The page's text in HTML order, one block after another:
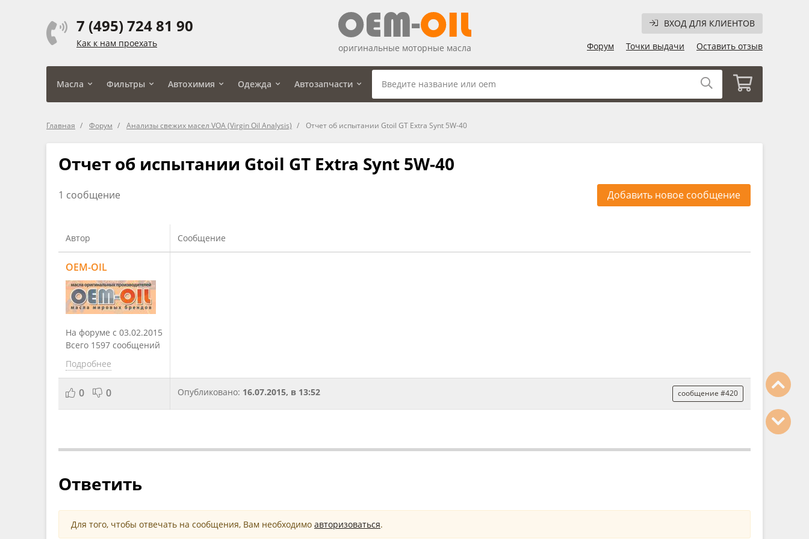
7 (495) 724 81 90
Как к нам проехать
ВХОД ДЛЯ КЛИЕНТОВ
Форум
Точки выдачи Оставить отзыв
оригинальные моторные масла
Масла Фильтры Автохимия Одежда Автозапчасти
Главная Форум Анализы свежих масел VOA (Virgin Oil Analysis) Отчет об испытании Gtoil GT Extra Synt 5W-40
Отчет об испытании Gtoil GT Extra Synt 5W-40
1 сообщение Добавить новое сообщение
Автор Сообщение
OEM-OIL
На форуме с 03.02.2015
Всего 1597 сообщений
Подробнее
0 0 Опубликовано: 16.07.2015, в 13:52 сообщение #420
Ответить
Для того, чтобы отвечать на сообщения, Вам необходимо авторизоваться.